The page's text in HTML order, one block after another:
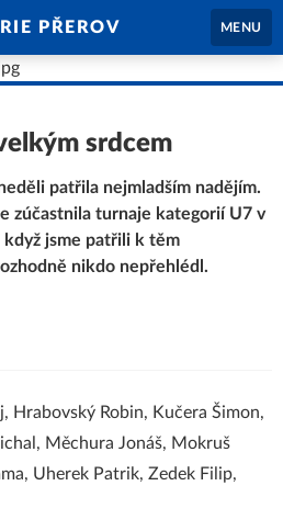
PŘEROV MENU
srdcem
patřila nejmladším nadějím.
zúčastnila turnaje kategorií U7 v
když jsme patřili k těm
nikdo nepřehlédl.
Hrabovský Robin, Kučera Šimon,
Měchura Jonáš, Mokruš
Uherek Patrik, Zedek Filip,